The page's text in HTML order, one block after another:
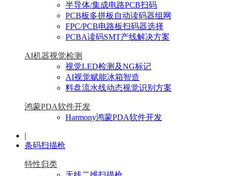
半导体/集成电路PCB扫码
PCB板多拼板自动读码器组网
FPC/PCB电路板扫码器选择
PCBA读码SMT产线解决方案
AI机器视觉检测
视觉LED检测及NG标记
AI视觉赋能冰箱智造
料盘流水线动态视觉识别方案
鸿蒙PDA软件开发
Harmony鸿蒙PDA软件开发
|
条码扫描枪
特性归类